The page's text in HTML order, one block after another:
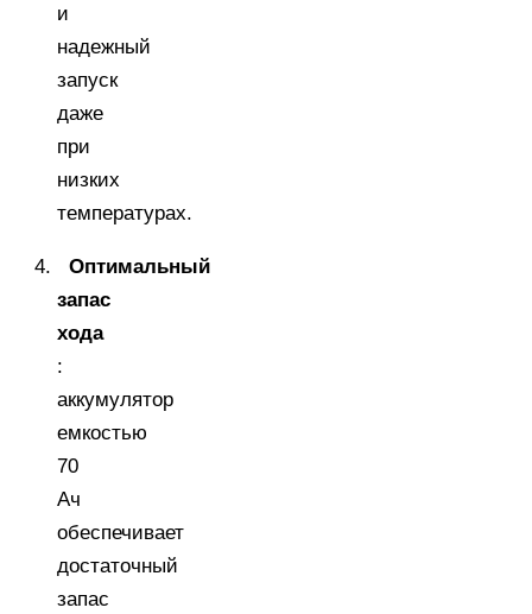
и
надежный
запуск
даже
при
низких
температурах.
Оптимальный
запас
хода
:
аккумулятор
емкостью
70
Ач
обеспечивает
достаточный
запас